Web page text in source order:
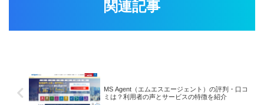
関連記事
MS Agent（エムエスエージェント）の評判・口コ
ミは？利用者の声とサービスの特徴を紹介